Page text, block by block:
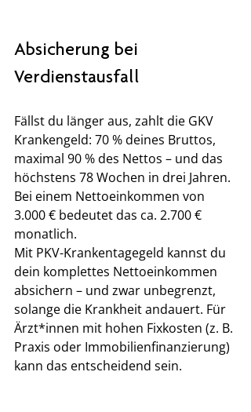
Absicherung bei
Verdienstausfall
Fällst du länger aus, zahlt die GKV
Krankengeld: 70 % deines Bruttos,
maximal 90 % des Nettos – und das
höchstens 78 Wochen in drei Jahren.
Bei einem Nettoeinkommen von
3.000 € bedeutet das ca. 2.700 €
monatlich.
Mit PKV-Krankentagegeld kannst du
dein komplettes Nettoeinkommen
absichern – und zwar unbegrenzt,
solange die Krankheit andauert. Für
Ärzt*innen mit hohen Fixkosten (z. B.
Praxis oder Immobilienfinanzierung)
kann das entscheidend sein.